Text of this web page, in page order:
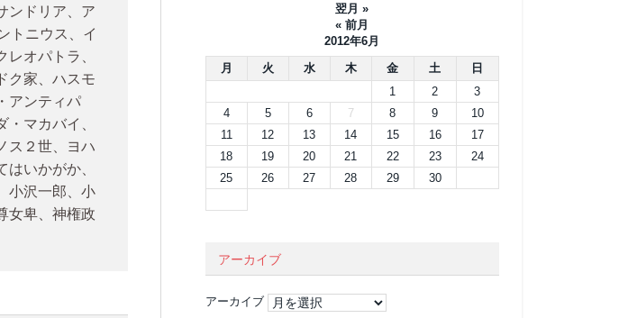
ンドリア、ア
トニウス、イ
オパトラ、
ク家、ハスモ
アンティパ
マカバイ、
ス２世、ヨハ
いかがか、
小沢一郎、小
女卑、神権政
翌月 »
« 前月
2012年6月
月
火 水 木 金 土
日
1
2
3
4
5 6 7 8 9
10
11
12 13 14 15 16
17
18
19 20 21 22 23
24
25
26 27 28 29 30
アーカイブ
アーカイブ